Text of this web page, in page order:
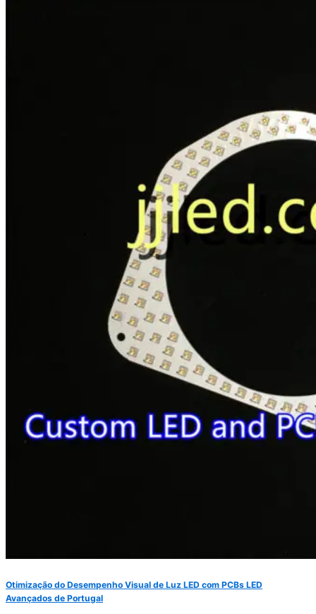
Otimização do Desempenho Visual de Luz LED com PCBs LED
Avançados de Portugal